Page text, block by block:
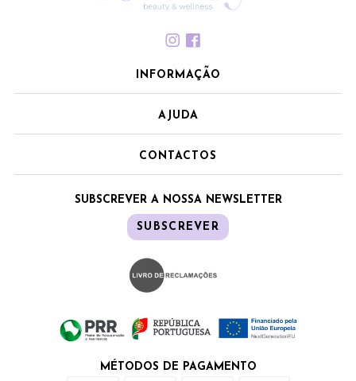
INFORMAÇÃO
AJUDA
CONTACTOS
SUBSCREVER A NOSSA NEWSLETTER
SUBSCREVER
MÉTODOS DE PAGAMENTO